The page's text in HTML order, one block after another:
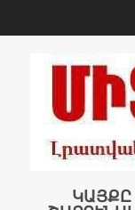
ԿԱՅՔԸ